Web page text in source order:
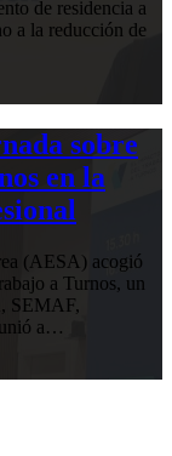
de residencia a
a la reducción de
sobre
en la
(AESA) acogió
a Turnos, un
SEMAF,
a…